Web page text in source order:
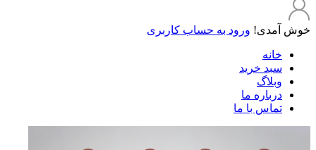
خوش آمدی! ورود به حساب کاربری
خانه
سبد خرید
وبلاگ
درباره ما
تماس با ما